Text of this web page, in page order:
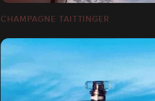
CHAMPAGNE TAITTINGER